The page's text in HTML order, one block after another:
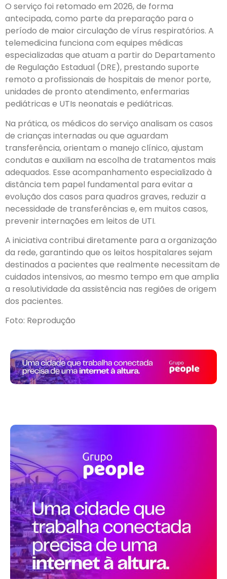
O serviço foi retomado em 2026, de forma
antecipada, como parte da preparação para o
período de maior circulação de vírus respiratórios. A
telemedicina funciona com equipes médicas
especializadas que atuam a partir do Departamento
de Regulação Estadual (DRE), prestando suporte
remoto a profissionais de hospitais de menor porte,
unidades de pronto atendimento, enfermarias
pediátricas e UTIs neonatais e pediátricas.
Na prática, os médicos do serviço analisam os casos
de crianças internadas ou que aguardam
transferência, orientam o manejo clínico, ajustam
condutas e auxiliam na escolha de tratamentos mais
adequados. Esse acompanhamento especializado à
distância tem papel fundamental para evitar a
evolução dos casos para quadros graves, reduzir a
necessidade de transferências e, em muitos casos,
prevenir internações em leitos de UTI.
A iniciativa contribui diretamente para a organização
da rede, garantindo que os leitos hospitalares sejam
destinados a pacientes que realmente necessitam de
cuidados intensivos, ao mesmo tempo em que amplia
a resolutividade da assistência nas regiões de origem
dos pacientes.
Foto: Reprodução